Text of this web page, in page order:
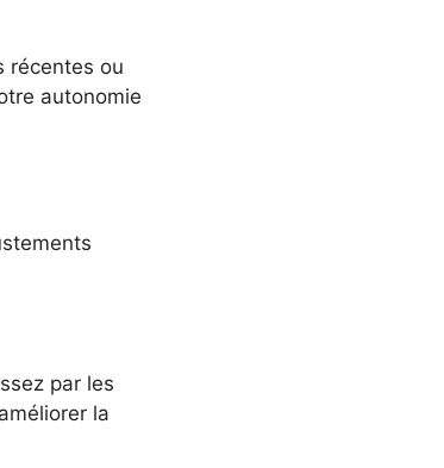
récentes ou
autonomie
par les
la